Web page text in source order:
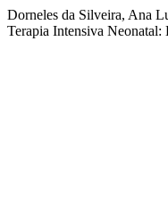
Dorneles da Silveira, Ana
Terapia Intensiva Neonatal: